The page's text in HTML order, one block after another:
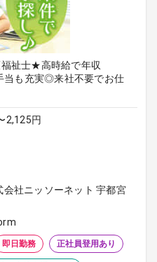
福祉士★高時給で年収
も充実◎来社不要でお仕
2,125円
社ニッソーネット 宇都宮
即日勤務 正社員登用あり